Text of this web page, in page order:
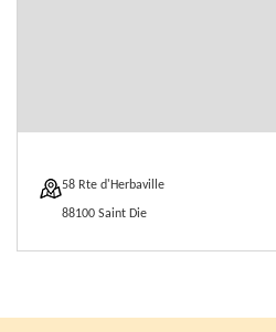
58 Rte d'Herbaville
88100 Saint Die